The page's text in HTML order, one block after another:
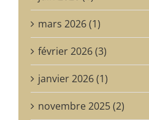
mars 2026 (1)
février 2026 (3)
janvier 2026 (1)
novembre 2025 (2)